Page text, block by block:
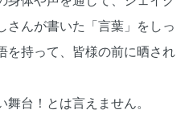
さんが書いた「言葉」をしっ
を持って、皆様の前に晒され
台！とは言えません。